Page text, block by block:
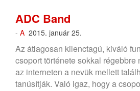
ADC Band
- A 2015. január 25.
Az átlagosan kilenctagú, kiváló
csoport története sokkal régebbre
az interneten a nevük mellett
tanúsítják. Való igaz, hogy a